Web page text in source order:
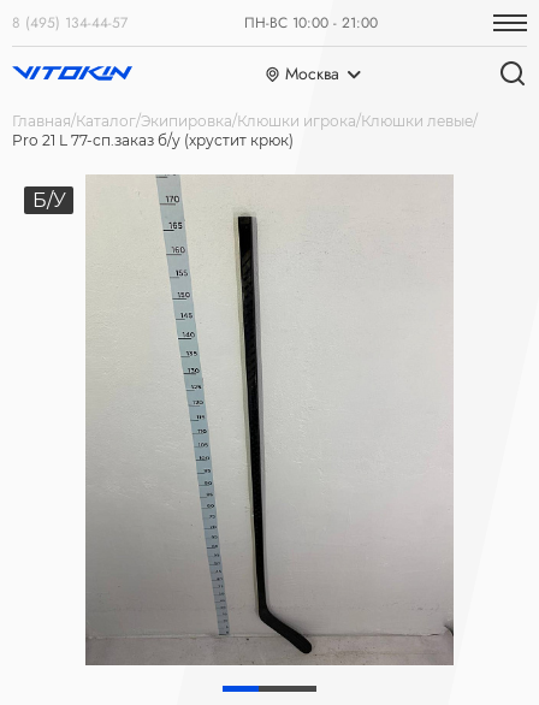
8 (495) 134-44-57 ПН-ВС 10:00 - 21:00
Москва
Главная Каталог Экипировка Клюшки игрока Клюшки левые
Pro 21 L 77-сп.заказ б/у (хрустит крюк)
Б/У